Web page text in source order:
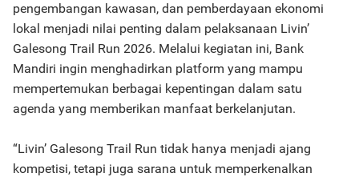
pengembangan kawasan, dan pemberdayaan ekonomi
lokal menjadi nilai penting dalam pelaksanaan Livin’
Galesong Trail Run 2026. Melalui kegiatan ini, Bank
Mandiri ingin menghadirkan platform yang mampu
mempertemukan berbagai kepentingan dalam satu
agenda yang memberikan manfaat berkelanjutan.
“Livin’ Galesong Trail Run tidak hanya menjadi ajang
kompetisi, tetapi juga sarana untuk memperkenalkan